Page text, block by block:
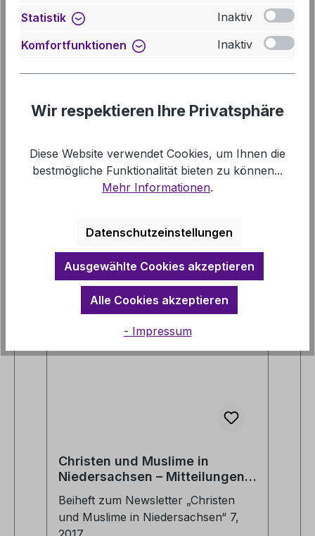
Beschreibung
Beiheft zum Newsletter „Christen und Muslime
in Niedersachsen“ 5, 2015 12. Forum zur
Begegnung von Christen und Muslimen in…
Downloads
Links
Produktgalerie überspringen
Vergleichbare Artikel
Christen und Muslime in
Niedersachsen – Mitteilungen
2010 – 2013
Beiheft zum Newsletter „Christen
und Muslime in Niedersachsen“ 7,
Statistik
Inaktiv
Komfortfunktionen
Inaktiv
Wir respektieren Ihre Privatsphäre
Diese Website verwendet Cookies, um Ihnen die
bestmögliche Funktionalität bieten zu können...
Mehr Informationen.
Datenschutzeinstellungen
Ausgewählte Cookies akzeptieren
Alle Cookies akzeptieren
- Impressum